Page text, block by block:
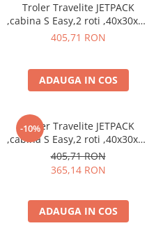
Troler Travelite JETPACK
,cabina S Easy,2 roti ,40x30x20
cm
405,71 RON
ADAUGA IN COS
-10%
Troler Travelite JETPACK
,cabina S Easy,2 roti ,40x30x20
cm
405,71 RON
365,14 RON
ADAUGA IN COS